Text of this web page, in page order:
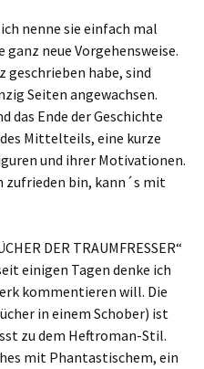
nenne sie einfach mal
ganz neue Vorgehensweise.
geschrieben habe, sind
Seiten angewachsen.
das Ende der Geschichte
Mittelteils, eine kurze
und ihrer Motivationen.
zufrieden bin, kann´s mit
DER TRAUMFRESSER“
einigen Tagen denke ich
kommentieren will. Die
in einem Schober) ist
zu dem Heftroman-Stil.
mit Phantastischem, ein